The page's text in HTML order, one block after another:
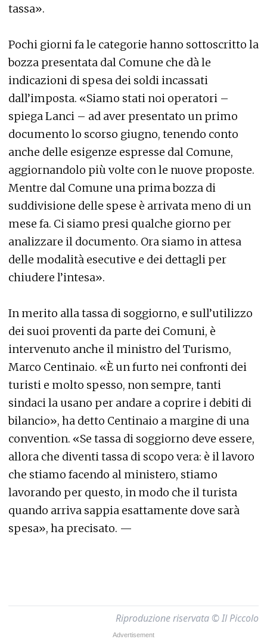
tassa».
Pochi giorni fa le categorie hanno sottoscritto la
bozza presentata dal Comune che dà le
indicazioni di spesa dei soldi incassati
dall’imposta. «Siamo stati noi operatori –
spiega Lanci – ad aver presentato un primo
documento lo scorso giugno, tenendo conto
anche delle esigenze espresse dal Comune,
aggiornandolo più volte con le nuove proposte.
Mentre dal Comune una prima bozza di
suddivisione delle spese è arrivata meno di un
mese fa. Ci siamo presi qualche giorno per
analizzare il documento. Ora siamo in attesa
delle modalità esecutive e dei dettagli per
chiudere l’intesa».
In merito alla tassa di soggiorno, e sull’utilizzo
dei suoi proventi da parte dei Comuni, è
intervenuto anche il ministro del Turismo,
Marco Centinaio. «È un furto nei confronti dei
turisti e molto spesso, non sempre, tanti
sindaci la usano per andare a coprire i debiti di
bilancio», ha detto Centinaio a margine di una
convention. «Se tassa di soggiorno deve essere,
allora che diventi tassa di scopo vera: è il lavoro
che stiamo facendo al ministero, stiamo
lavorando per questo, in modo che il turista
quando arriva sappia esattamente dove sarà
spesa», ha precisato. —
Riproduzione riservata © Il Piccolo